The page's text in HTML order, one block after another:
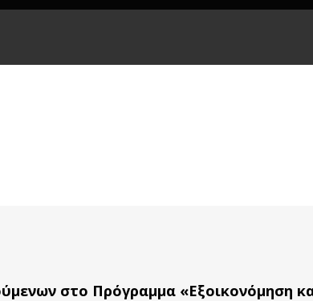
στο Πρόγραμμα «Εξοικονόμηση